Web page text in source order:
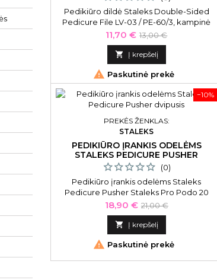
Pedikiūro dildė Staleks Double-Sided
Pedicure File LV-03 / PE-60/3, kampinė
Kaina
11,70 € Bazinė
kaina
13,00 €
 Į krepšelį
 Paskutinė prekė
−10%
PREKĖS ŽENKLAS:
STALEKS
PEDIKIŪRO ĮRANKIS ODELĖMS
STALEKS PEDICURE PUSHER
DVIPUSIS
(0)
Pedikiūro įrankis odelėms Staleks
Pedicure Pusher Staleks Pro Podo 20
Type 1 _PMPP-20/1, dvipusis
Kaina
18,90 € Bazinė
kaina
21,00 €
 Į krepšelį
 Paskutinė prekė